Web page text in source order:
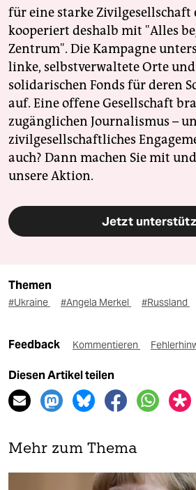
für eine starke Zivilgesellschaft
kooperiert deshalb mit "Alles
Zentrum". Die Kampagne
linke, selbstverwaltete Orte
solidarischen Fonds für deren
auf. Eine offene Gesellschaft
zugänglichen Journalismus –
zivilgesellschaftliches
auch? Dann machen Sie mit
unsere Aktion.
Jetzt
Themen
#Ukraine #Angela Merkel #Russland
Feedback Kommentieren
Diesen Artikel teilen
Mehr zum Thema